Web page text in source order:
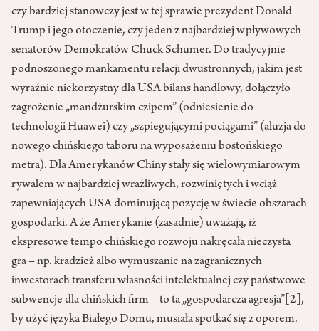
czy bardziej stanowczy jest w tej sprawie prezydent Donald
Trump i jego otoczenie, czy jeden z najbardziej wpływowych
senatorów Demokratów Chuck Schumer. Do tradycyjnie
podnoszonego mankamentu relacji dwustronnych, jakim jest
wyraźnie niekorzystny dla USA bilans handlowy, dołączyło
zagrożenie „mandżurskim czipem” (odniesienie do
technologii Huawei) czy „szpiegującymi pociągami” (aluzja do
nowego chińskiego taboru na wyposażeniu bostońskiego
metra). Dla Amerykanów Chiny stały się wielowymiarowym
rywalem w najbardziej wrażliwych, rozwiniętych i wciąż
zapewniających USA dominującą pozycję w świecie obszarach
gospodarki. A że Amerykanie (zasadnie) uważają, iż
ekspresowe tempo chińskiego rozwoju nakręcała nieczysta
gra – np. kradzież albo wymuszanie na zagranicznych
inwestorach transferu własności intelektualnej czy państwowe
subwencje dla chińskich firm – to ta „gospodarcza agresja” [2] ,
by użyć języka Białego Domu, musiała spotkać się z oporem.